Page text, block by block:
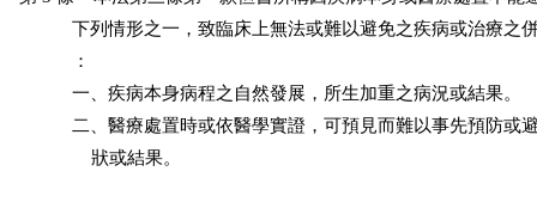
下列情形之一，致臨床上無法或難以避免之疾病或治療之
           ：
           一、疾病本身病程之自然發展，所生加重之病況或結果。
二、醫療處置時或依醫學實證，可預見而難以事先預防或
               狀或結果。